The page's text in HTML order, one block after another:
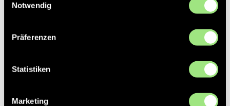
Notwendig
Präferenzen
Statistiken
Marketing